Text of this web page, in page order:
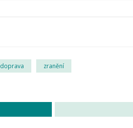
doprava zranění